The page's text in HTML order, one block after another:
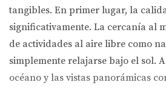
tangibles. En primer lugar, la
significativamente. La cercanía al
de actividades al aire libre como
simplemente relajarse bajo el sol.
océano y las vistas panorámicas